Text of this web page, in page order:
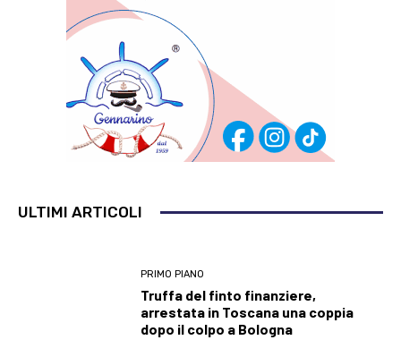
ULTIMI ARTICOLI
PRIMO PIANO
Truffa del finto finanziere,
arrestata in Toscana una coppia
dopo il colpo a Bologna